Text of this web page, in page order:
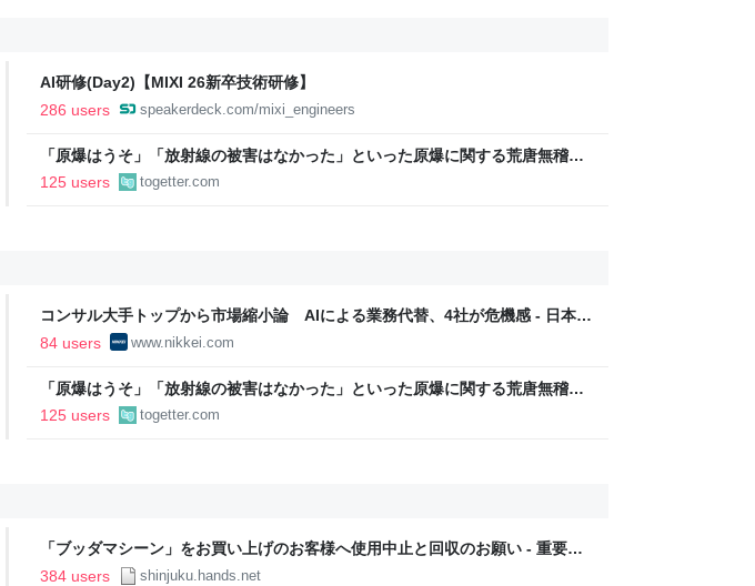
AI研修(Day2)【MIXI 26新卒技術研修】
286 users
speakerdeck.com/mixi_engineers
「原爆はうそ」「放射線の被害はなかった」といった原爆に関する荒唐無稽な
フェイク動画がSNSなどで広がる事態に… 生成AIによる被爆の実相からはかけ
離れた動画も増加、被爆者からは憤りの声も
125 users togetter.com
コンサル大手トップから市場縮小論 AIによる業務代替、4社が危機感 - 日本経
済新聞
84 users www.nikkei.com
「原爆はうそ」「放射線の被害はなかった」といった原爆に関する荒唐無稽な
フェイク動画がSNSなどで広がる事態に… 生成AIによる被爆の実相からはかけ
125 users togetter.com
「ブッダマシーン」をお買い上げのお客様へ使用中止と回収のお願い - 重要な
お知らせ - ハンズ新宿店
384 users shinjuku.hands.net